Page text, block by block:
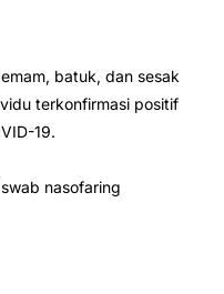
batuk, dan sesak
terkonfirmasi positif
19.
nasofaring